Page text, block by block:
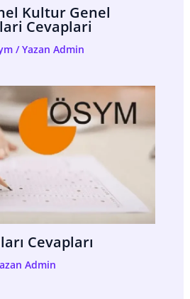
Kultur Genel
Cevaplari
/ Yazan Admin
Cevapları
Admin